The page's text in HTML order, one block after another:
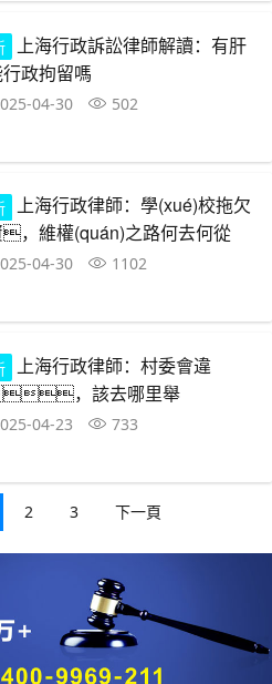
上海行政訴訟律師解讀：有肝
政拘留嗎
04-30 502
上海行政律師：學(xué)校拖欠
，維權(quán)之路何去何從
04-30 1102
上海行政律師：村委會違
，該去哪里舉
？
04-23 733
2 3 下一頁